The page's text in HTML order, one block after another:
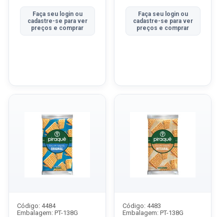
Faça seu login ou
cadastre-se para ver
preços e comprar
Faça seu login ou
cadastre-se para ver
preços e comprar
Código: 4484
Embalagem: PT-138G
Código: 4483
Embalagem: PT-138G